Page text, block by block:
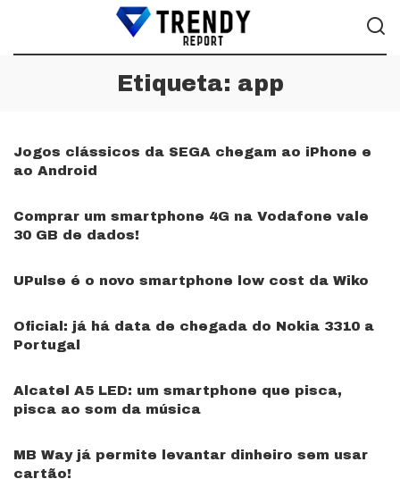
Etiqueta: app
Jogos clássicos da SEGA chegam ao iPhone e
ao Android
Comprar um smartphone 4G na Vodafone vale
30 GB de dados!
UPulse é o novo smartphone low cost da Wiko
Oficial: já há data de chegada do Nokia 3310 a
Portugal
Alcatel A5 LED: um smartphone que pisca,
pisca ao som da música
MB Way já permite levantar dinheiro sem usar
cartão!